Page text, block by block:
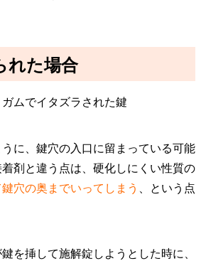
れた場合
に、鍵穴の入口に留まっている可能
剤と違う点は、硬化しにくい性質の
穴の奥までいってしまう
、という点
を挿して施解錠しようとした時に、